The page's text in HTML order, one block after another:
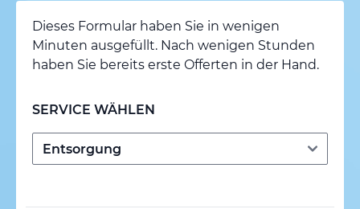
Dieses Formular haben Sie in wenigen
Minuten ausgefüllt. Nach wenigen Stunden
haben Sie bereits erste Offerten in der Hand.
SERVICE WÄHLEN